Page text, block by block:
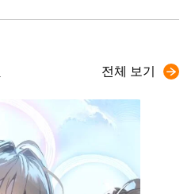
전체 보기